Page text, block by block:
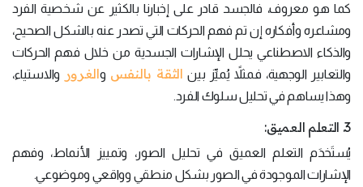
كما هو معروف، فالجسد قادر على إخبارنا بالكثير عن شخصية الفرد
ومشاعره وأفكاره إن تم فهم الحركات التي تصدر عنه بالشكل الصحيح،
والذكاء الاصطناعي يحلل الإشارات الجسدية من خلال فهم الحركات
والتعابير الوجهية، فمثلاً يُميِّز بين الثقة بالنفس والغرور والاستياء،
وهذا يساهم في تحليل سلوك الفرد.
3. التعلم العميق:
يُستَخدَم التعلم العميق في تحليل الصور، وتمييز الأنماط، وفهم
الإشارات الموجودة في الصور بشكل منطقي وواقعي وموضوعي.